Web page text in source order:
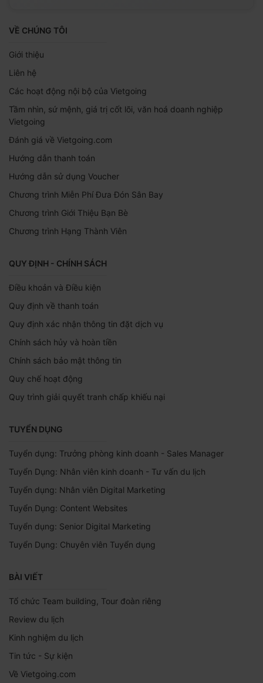
VỀ CHÚNG TÔI
Giới thiệu
Liên hệ
Các hoạt động nội bộ của Vietgoing
Tầm nhìn, sứ mệnh, giá trị cốt lõi, văn hoá doanh nghiệp
Vietgoing
Đánh giá về Vietgoing.com
Hướng dẫn thanh toán
Hướng dẫn sử dụng Voucher
Chương trình Miễn Phí Đưa Đón Sân Bay
Chương trình Giới Thiệu Bạn Bè
Chương trình Hạng Thành Viên
QUY ĐỊNH - CHÍNH SÁCH
Điều khoản và Điều kiện
Quy định về thanh toán
Quy định xác nhận thông tin đặt dịch vụ
Chính sách hủy và hoàn tiền
Chính sách bảo mật thông tin
Quy chế hoạt động
Quy trình giải quyết tranh chấp khiếu nại
TUYỂN DỤNG
Tuyển dụng: Trưởng phòng kinh doanh - Sales Manager
Tuyển Dụng: Nhân viên kinh doanh - Tư vấn du lịch
Tuyển dụng: Nhân viên Digital Marketing
Tuyển Dụng: Content Websites
Tuyển dụng: Senior Digital Marketing
Tuyển Dụng: Chuyên viên Tuyển dụng
BÀI VIẾT
Tổ chức Team building, Tour đoàn riêng
Review du lịch
Kinh nghiệm du lịch
Tin tức - Sự kiện
Về Vietgoing.com